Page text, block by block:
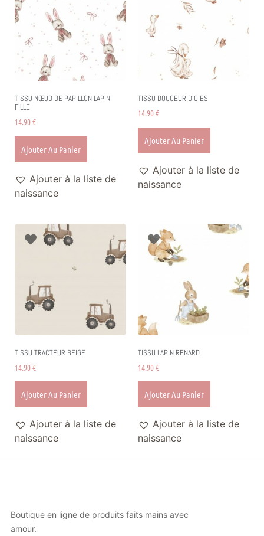
TISSU NŒUD DE PAPILLON LAPIN
FILLE
14.90€
Ajouter Au Panier
Ajouter à la liste de
naissance
TISSU DOUCEUR D’OIES
14.90€
Ajouter Au Panier
Ajouter à la liste de
naissance
TISSU TRACTEUR BEIGE
14.90€
Ajouter Au Panier
Ajouter à la liste de
naissance
TISSU LAPIN RENARD
14.90€
Ajouter Au Panier
Ajouter à la liste de
naissance
Boutique en ligne de produits faits mains avec
amour.